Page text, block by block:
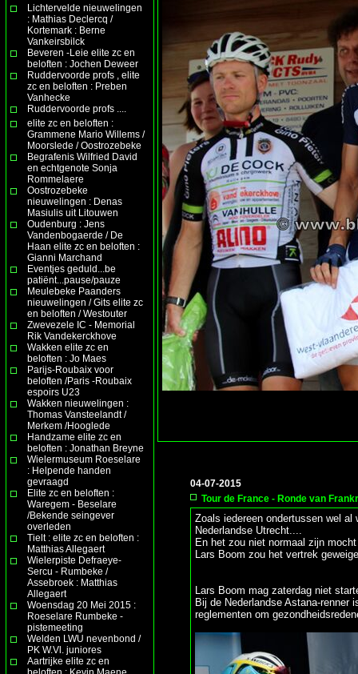
Lichtervelde nieuwelingen
: Mathias Declercq /
Kortemark : Berne
Vankeirsbilck
Beveren -Leie elite zc en
beloften : Jochen Deweer
Ruddervoorde profs , elite
zc en beloften : Preben
Vanhecke
Ruddervoorde profs ....
elite zc en beloften :
Grammene Mario Willems /
Moorslede / Oostrozebeke
Begrafenis Wilfried David
en echtgenote Sonja
Rommelaere
Oostrozebeke
nieuwelingen : Denas
Masiulis uit Litouwen
Oudenburg : Jens
Vandenbogaerde / De
Haan elite zc en beloften :
Gianni Marchand
Eventjes geduld...be
patiënt...pause/pauze
Meulebeke Paanders
nieuwelingen / Gits elite zc
en beloften / Westouter
Zwevezele IC - Memorial
Rik Vandekerckhove
Wakken elite zc en
beloften : Jo Maes
Parijs-Roubaix voor
beloften /Paris -Roubaix
espoirs U23
Wakken nieuwelingen :
Thomas Vansteelandt /
Merkem /Hooglede
Handzame elite zc en
beloften : Jonathan Breyne
Wielermuseum Roeselare
: Helpende handen
gevraagd
Elite zc en beloften :
Waregem - Beselare
/Bekende seingever
overleden
Tielt : elite zc en beloften :
Matthias Allegaert
Wielerpiste Defraeye-
Sercu - Rumbeke /
Assebroek : Matthias
Allegaert
Woensdag 20 Mei 2015 :
Roeselare Rumbeke -
pistemeeting
Welden LWU nevenbond /
PK W.Vl. juniores
Aartrijke elite zc en
04-07-2015
Tour de France - Ronde van
Zoals iedereen ondertussen wel
Nederlandse Utrecht....
En het zou niet normaal zijn
Lars Boom zou het vertrek
Lars Boom mag zaterdag niet
Bij de Nederlandse Astana-renner
reglementen om